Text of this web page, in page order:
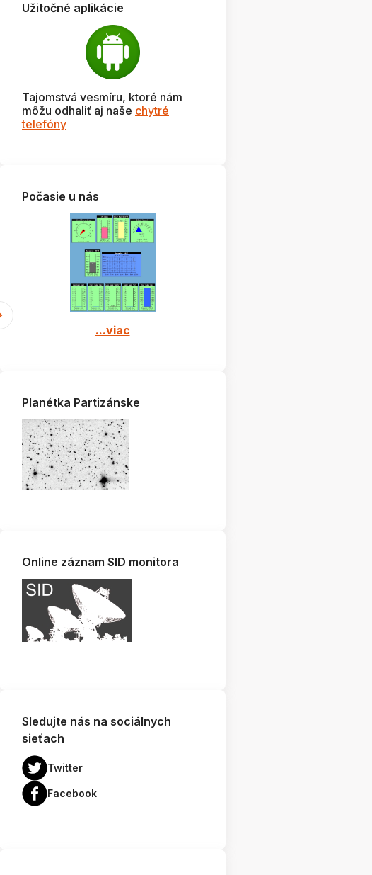
IMG_3632
Užitočné aplikácie
Tajomstvá vesmíru, ktoré nám
môžu odhaliť aj naše chytré
telefóny
Počasie u nás
...viac
Planétka Partizánske
Online záznam SID monitora
Sledujte nás na sociálnych
sieťach
Twitter
Facebook